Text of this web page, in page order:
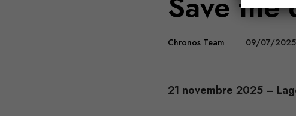
Chronos Team 09/07/2025
21 novembre 2025 –